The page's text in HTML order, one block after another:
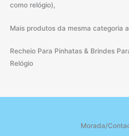
como relógio),
Mais produtos da mesma categoria
Recheio Para Pinhatas & Brindes
Relógio
Morada/